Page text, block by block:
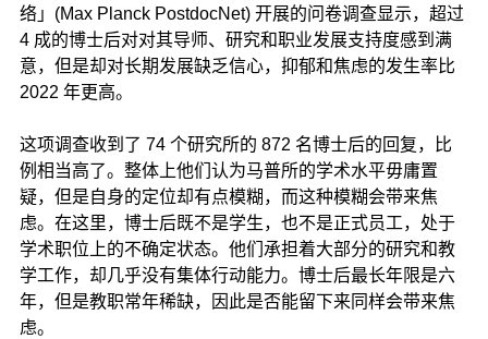
络」(Max Planck PostdocNet) 开展的问卷调查显示，超过
4 成的博士后对对其导师、研究和职业发展支持度感到满
意，但是却对长期发展缺乏信心，抑郁和焦虑的发生率比
2022 年更高。
这项调查收到了 74 个研究所的 872 名博士后的回复，比
例相当高了。整体上他们认为马普所的学术水平毋庸置
疑，但是自身的定位却有点模糊，而这种模糊会带来焦
虑。在这里，博士后既不是学生，也不是正式员工，处于
学术职位上的不确定状态。他们承担着大部分的研究和教
学工作，却几乎没有集体行动能力。博士后最长年限是六
年，但是教职常年稀缺，因此是否能留下来同样会带来焦
虑。